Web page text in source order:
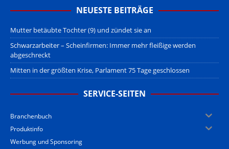
NEUESTE BEITRÄGE
Mutter betäubte Tochter (9) und zündet sie an
Schwarzarbeiter – Scheinfirmen: Immer mehr fleißige werden
abgeschreckt
Mitten in der größten Krise, Parlament 75 Tage geschlossen
SERVICE-SEITEN
Branchenbuch
Produktinfo
Werbung und Sponsoring